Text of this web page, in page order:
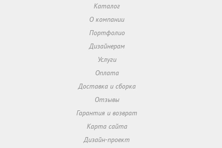
Каталог
О компании
Портфолио
Дизайнерам
Услуги
Оплата
Доставка и сборка
Отзывы
Гарантия и возврат
Карта сайта
Дизайн-проект